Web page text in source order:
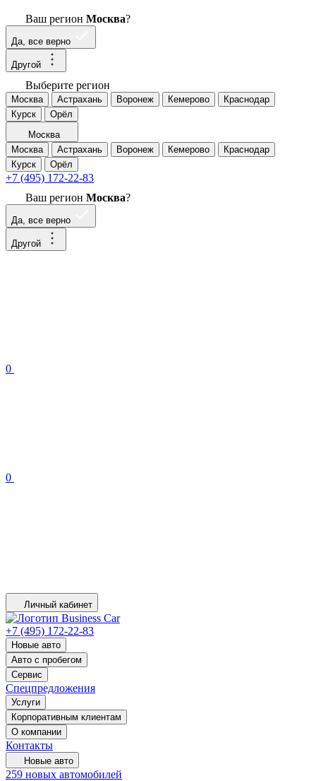
Ваш регион Москва?
Да, все верно
Другой
Выберите регион
Москва Астрахань Воронеж Кемерово
Краснодар
Курск
Орёл
Москва
Москва
Астрахань Воронеж Кемерово
Краснодар
Курск
Орёл
+7 (495) 172-22-83
Ваш регион Москва?
Да, все верно
Другой
0
0
Личный кабинет
+7 (495) 172-22-83
Новые авто
Авто с пробегом
Сервис
Спецпредложения
Услуги
Корпоративным клиентам
О компании
Контакты
Новые авто
259 новых автомобилей